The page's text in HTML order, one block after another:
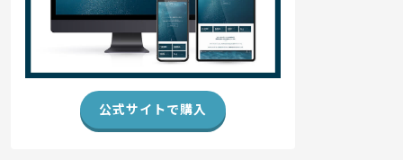
公式サイトで購入